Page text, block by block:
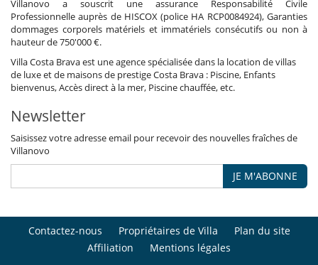
Villanovo a souscrit une assurance Responsabilité Civile
Professionnelle auprès de HISCOX (police HA RCP0084924), Garanties
dommages corporels matériels et immatériels consécutifs ou non à
hauteur de 750'000 €.
Villa Costa Brava est une agence spécialisée dans la location de villas
de luxe et de maisons de prestige Costa Brava : Piscine, Enfants
bienvenus, Accès direct à la mer, Piscine chauffée, etc.
Newsletter
Saisissez votre adresse email pour recevoir des nouvelles fraîches de
Villanovo
JE M'ABONNE
Contactez-nous Propriétaires de Villa
Plan du site
Affiliation
Mentions légales